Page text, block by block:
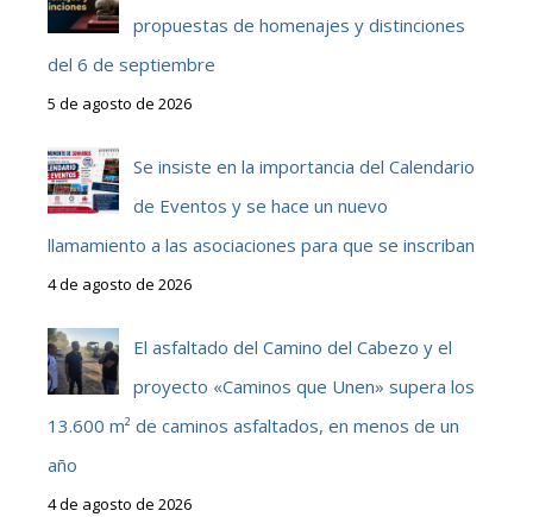
propuestas de homenajes y distinciones
del 6 de septiembre
5 de agosto de 2026
Se insiste en la importancia del Calendario
de Eventos y se hace un nuevo
llamamiento a las asociaciones para que se inscriban
4 de agosto de 2026
El asfaltado del Camino del Cabezo y el
proyecto «Caminos que Unen» supera los
13.600 m² de caminos asfaltados, en menos de un
año
4 de agosto de 2026